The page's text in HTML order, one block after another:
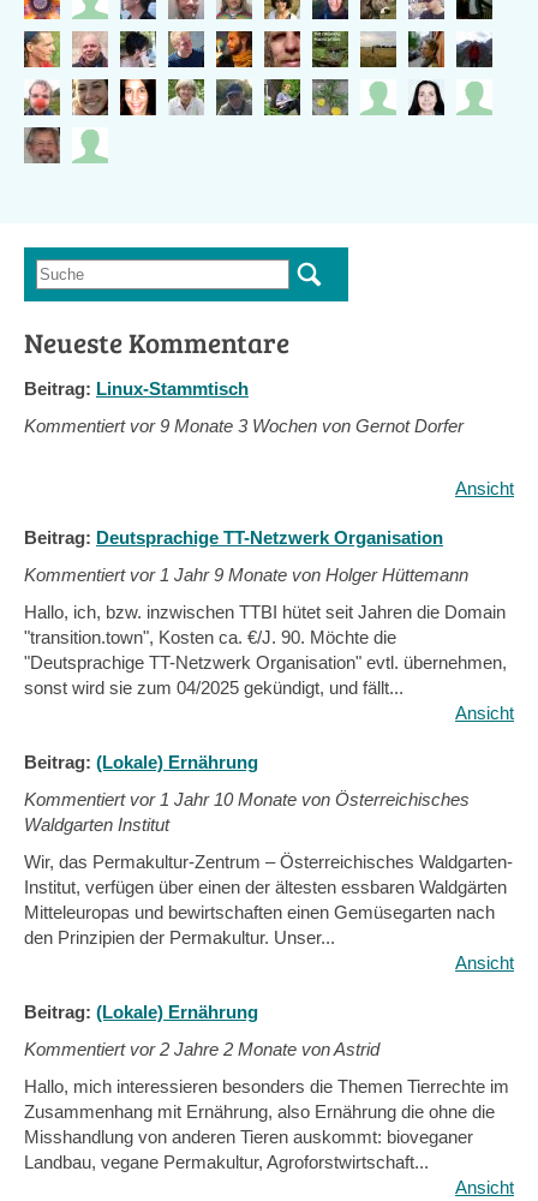
Suchformular
Suche
Neueste Kommentare
Beitrag: Linux-Stammtisch
Kommentiert vor9 Monate 3 Wochen von Gernot Dorfer
Ansicht
Beitrag: Deutsprachige TT-Netzwerk Organisation
Kommentiert vor 1 Jahr 9 Monate von Holger Hüttemann
Hallo, ich, bzw. inzwischen TTBI hütet seit Jahren die Domain
"transition.town", Kosten ca. €/J. 90. Möchte die
"Deutsprachige TT-Netzwerk Organisation" evtl. übernehmen,
sonst wird sie zum 04/2025 gekündigt, und fällt...
Ansicht
Beitrag: (Lokale) Ernährung
Kommentiert vor 1 Jahr 10 Monate von Österreichisches
Waldgarten Institut
Wir, das Permakultur-Zentrum – Österreichisches Waldgarten-
Institut, verfügen über einen der ältesten essbaren Waldgärten
Mitteleuropas und bewirtschaften einen Gemüsegarten nach
den Prinzipien der Permakultur. Unser...
Ansicht
Beitrag: (Lokale) Ernährung
Kommentiert vor2 Jahre 2 Monate von Astrid
Hallo, mich interessieren besonders die Themen Tierrechte im
Zusammenhang mit Ernährung, also Ernährung die ohne die
Misshandlung von anderen Tieren auskommt: bioveganer
Landbau, vegane Permakultur, Agroforstwirtschaft...
Ansicht